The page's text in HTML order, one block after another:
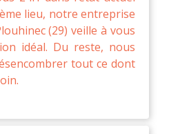
lieu, notre entreprise
(29) veille à vous
idéal. Du reste, nous
tout ce dont